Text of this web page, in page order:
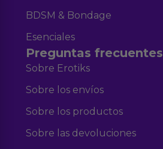
BDSM & Bondage
Esenciales
Preguntas frecuentes
Sobre Erotiks
Sobre los envíos
Sobre los productos
Sobre las devoluciones